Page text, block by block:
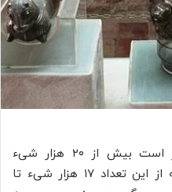
به گزارش دانستنی اقتصاد، قرار است بیش از ۲۰ هزار شیء
۱۷ هزار شیء تا